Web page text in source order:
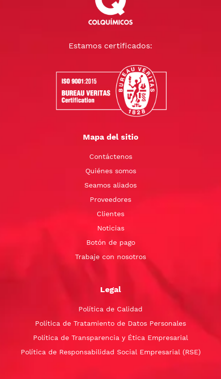
Estamos certificados:
Mapa del sitio
Contáctenos
Quiénes somos
Seamos aliados
Proveedores
Clientes
Noticias
Botón de pago
Trabaje con nosotros
Legal
Política de Calidad
Política de Tratamiento de Datos Personales
Política de Transparencia y Ética Empresarial
Política de Responsabilidad Social Empresarial (RSE)